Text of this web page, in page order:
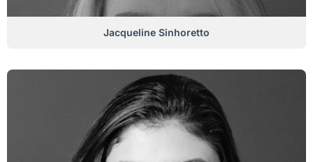
Jacqueline Sinhoretto